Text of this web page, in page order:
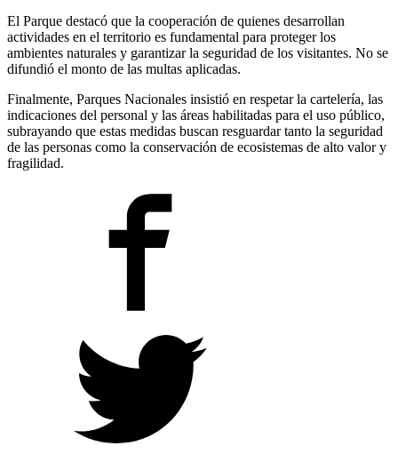
El Parque destacó que la cooperación de quienes desarrollan
actividades en el territorio es fundamental para proteger los
ambientes naturales y garantizar la seguridad de los visitantes. No se
difundió el monto de las multas aplicadas.
Finalmente, Parques Nacionales insistió en respetar la cartelería, las
indicaciones del personal y las áreas habilitadas para el uso público,
subrayando que estas medidas buscan resguardar tanto la seguridad
de las personas como la conservación de ecosistemas de alto valor y
fragilidad.